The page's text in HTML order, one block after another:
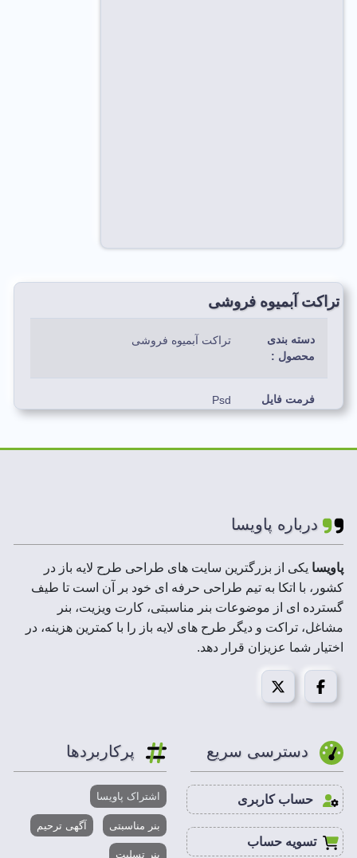
تراکت آبمیوه فروشی
دسته بندی
محصول :
تراکت آبمیوه فروشی
فرمت فایل
:
Psd
لایه های
ابعاد فایل : A3,A4,A5
رزولوشن : 300 DPI
حجم فایل
فشرده :
قابل
استفاده در :
فتوشاپ،ایلاستریتور،کورل درا
پاویسا با به کارگیری بهترین طرح، نقش و تصاویر در
درباره پاویسا
پاویسا یکی از بزرگترین سایت های طراحی طرح لایه باز در
کشور، با اتکا به تیم طراحی حرفه ای خود بر آن است تا طیف
گسترده ای از موضوعات بنر مناسبتی، کارت ویزیت، بنر
مشاغل، تراکت و دیگر طرح های لایه باز را با کمترین هزینه، در
اختیار شما عزیزان قرار دهد.
دسترسی سریع
حساب کاربری
تسویه حساب
پرکاربردها
اشتراک پاویسا
بنر مناسبتی آگهی ترحیم
بنر تسلیت